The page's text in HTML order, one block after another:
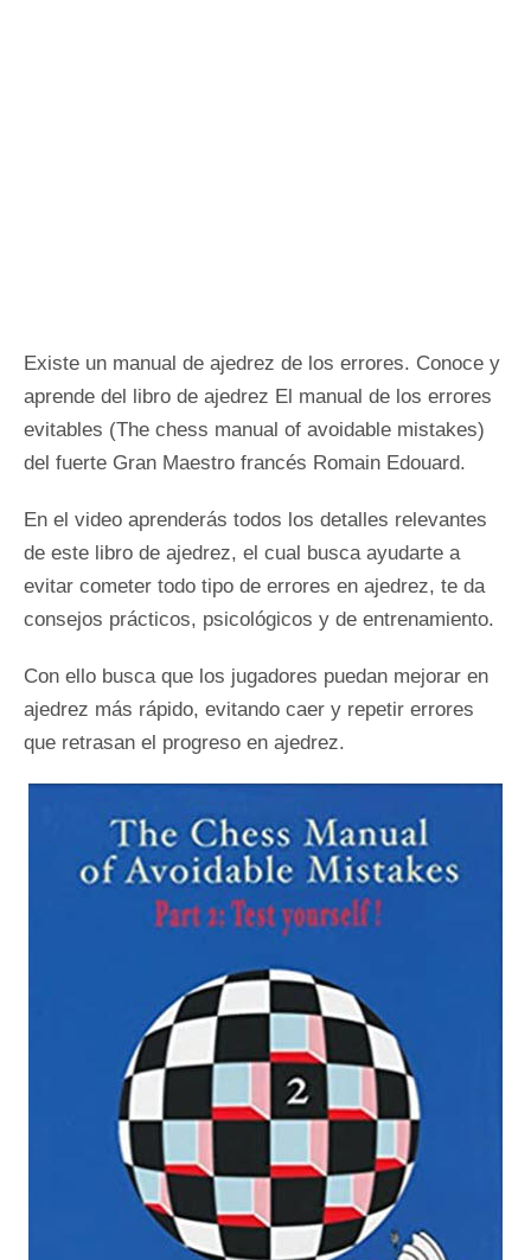
Existe un manual de ajedrez de los errores. Conoce y
aprende del libro de ajedrez El manual de los errores
evitables (The chess manual of avoidable mistakes)
del fuerte Gran Maestro francés Romain Edouard.
En el video aprenderás todos los detalles relevantes
de este libro de ajedrez, el cual busca ayudarte a
evitar cometer todo tipo de errores en ajedrez, te da
consejos prácticos, psicológicos y de entrenamiento.
Con ello busca que los jugadores puedan mejorar en
ajedrez más rápido, evitando caer y repetir errores
que retrasan el progreso en ajedrez.